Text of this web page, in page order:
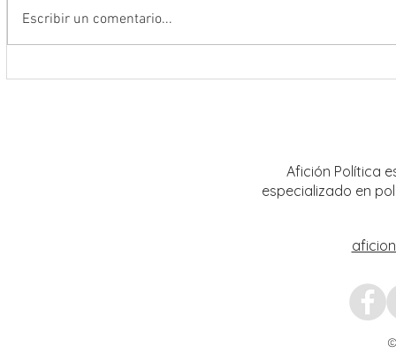
Escribir un comentario...
Afición Política
especializado en